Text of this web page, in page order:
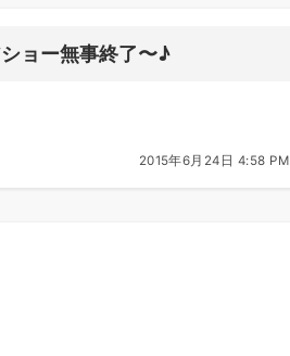
ョー無事終了〜♪
2015年6月24日 4:58 PM